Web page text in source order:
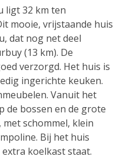
ligt 32 km ten
mooie, vrijstaande huis
dat nog net deel
(13 km). De
verzorgd. Het huis is
ingerichte keuken.
Vanuit het
de bossen en de grote
schommel, klein
Bij het huis
koelkast staat.